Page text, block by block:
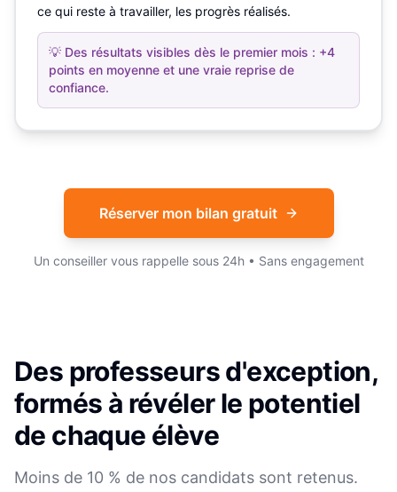
ce qui reste à travailler, les progrès réalisés.
💡 Des résultats visibles dès le premier mois : +4
points en moyenne et une vraie reprise de
confiance.
Réserver mon bilan gratuit
Un conseiller vous rappelle sous 24h • Sans engagement
Des professeurs d'exception,
formés à révéler le potentiel
de chaque élève
Moins de 10 % de nos candidats sont retenus.